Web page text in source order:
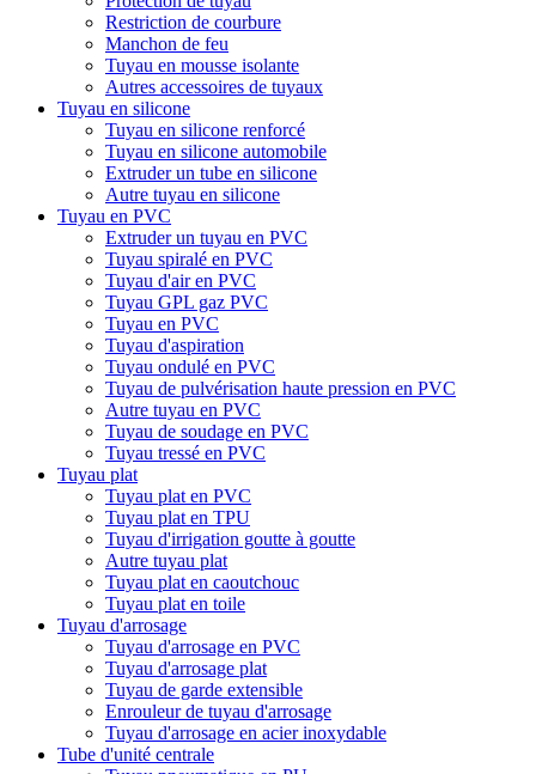
Restriction de courbure
Manchon de feu
Tuyau en mousse isolante
Autres accessoires de tuyaux
Tuyau en silicone
Tuyau en silicone renforcé
Tuyau en silicone automobile
Extruder un tube en silicone
Autre tuyau en silicone
Tuyau en PVC
Extruder un tuyau en PVC
Tuyau spiralé en PVC
Tuyau d'air en PVC
Tuyau GPL gaz PVC
Tuyau en PVC
Tuyau d'aspiration
Tuyau ondulé en PVC
Tuyau de pulvérisation haute pression en PVC
Autre tuyau en PVC
Tuyau de soudage en PVC
Tuyau tressé en PVC
Tuyau plat
Tuyau plat en PVC
Tuyau plat en TPU
Tuyau d'irrigation goutte à goutte
Autre tuyau plat
Tuyau plat en caoutchouc
Tuyau plat en toile
Tuyau d'arrosage
Tuyau d'arrosage en PVC
Tuyau d'arrosage plat
Tuyau de garde extensible
Enrouleur de tuyau d'arrosage
Tuyau d'arrosage en acier inoxydable
Tube d'unité centrale